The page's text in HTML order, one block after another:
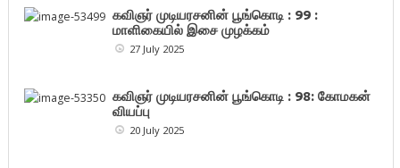
கவிஞர் முடியரசனின் பூங்கொடி : 99 :
மாளிகையில் இசை முழக்கம்
27 July 2025
கவிஞர் முடியரசனின் பூங்கொடி : 98: கோமகன்
வியப்பு
20 July 2025